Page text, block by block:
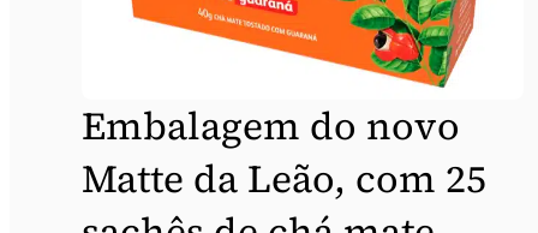
Embalagem do novo
Matte da Leão, com 25